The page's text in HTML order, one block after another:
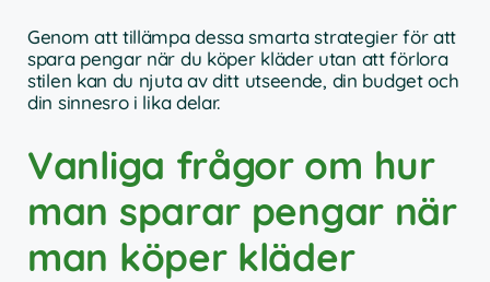
Genom att tillämpa dessa smarta strategier för att
spara pengar när du köper kläder utan att förlora
stilen kan du njuta av ditt utseende, din budget och
din sinnesro i lika delar.
Vanliga frågor om hur
man sparar pengar när
man köper kläder